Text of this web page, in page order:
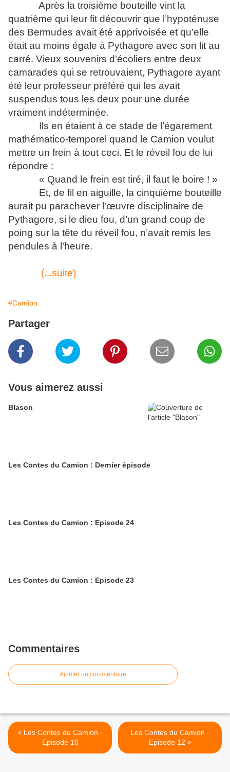
Après la troisième bouteille vint la
quatrième qui leur fit découvrir que l’hypoténuse
des Bermudes avait été apprivoisée et qu’elle
était au moins égale à Pythagore avec son lit au
carré. Vieux souvenirs d’écoliers entre deux
camarades qui se retrouvaient, Pythagore ayant
été leur professeur préféré qui les avait
suspendus tous les deux pour une durée
vraiment indéterminée.
Ils en étaient à ce stade de l’égarement
mathématico-temporel quand le Camion voulut
mettre un frein à tout ceci. Et le réveil fou de lui
répondre :
« Quand le frein est tiré, il faut le boire ! »
Et, de fil en aiguille, la cinquième bouteille
aurait pu parachever l’œuvre disciplinaire de
Pythagore, si le dieu fou, d’un grand coup de
poing sur la tête du réveil fou, n’avait remis les
pendules à l’heure.
(...suite)
#Camion
Partager
Vous aimerez aussi
Blason
Les Contes du Camion : Dernier épisode
Les Contes du Camion : Episode 24
Les Contes du Camion : Episode 23
Commentaires
Ajouter un commentaire
< Les Contes du Camion -
Episode 10
Les Contes du Camion -
Episode 12 >